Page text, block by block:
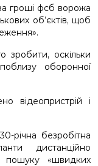
гроші фсб ворожа
об’єктів, щоб
зробити, оскільки
оборонної
відеопристрій і
річна безробітна
дистанційно
пошуку «швидких